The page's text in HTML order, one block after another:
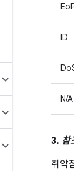
ID
N/A
3. 참
취약